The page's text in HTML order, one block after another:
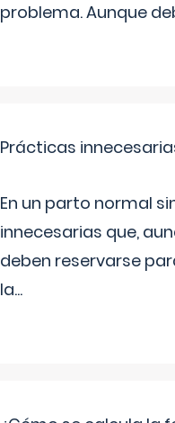
problema. Aunque
Prácticas
En un parto normal
innecesarias que,
deben reservarse
la...